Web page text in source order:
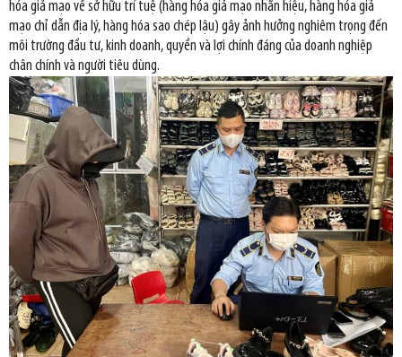
hóa giả mạo về sở hữu trí tuệ (hàng hóa giả mạo nhãn hiệu, hàng hóa giả
mạo chỉ dẫn địa lý, hàng hóa sao chép lậu) gây ảnh hưởng nghiêm trọng đến
môi trường đầu tư, kinh doanh, quyền và lợi chính đáng của doanh nghiệp
chân chính và người tiêu dùng.